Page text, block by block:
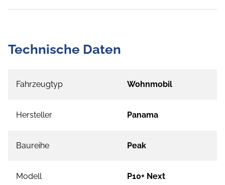
Technische Daten
Fahrzeugtyp Wohnmobil
Hersteller Panama
Baureihe Peak
Modell
P10+ Next